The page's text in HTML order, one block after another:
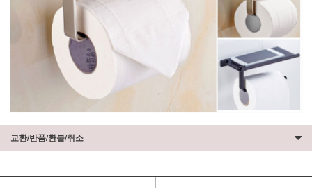
교환/반품/환불/취소